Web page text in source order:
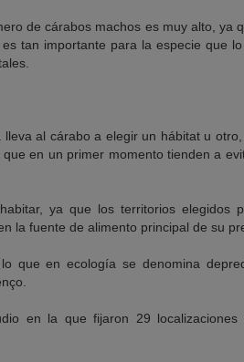
de cárabos machos es muy alto, ya
tan importante para la especie que
al cárabo a elegir un hábitat u
en un primer momento tienden a
ya que los territorios elegidos
la fuente de alimento principal de su
que en ecología se denomina
en la que fijaron 29